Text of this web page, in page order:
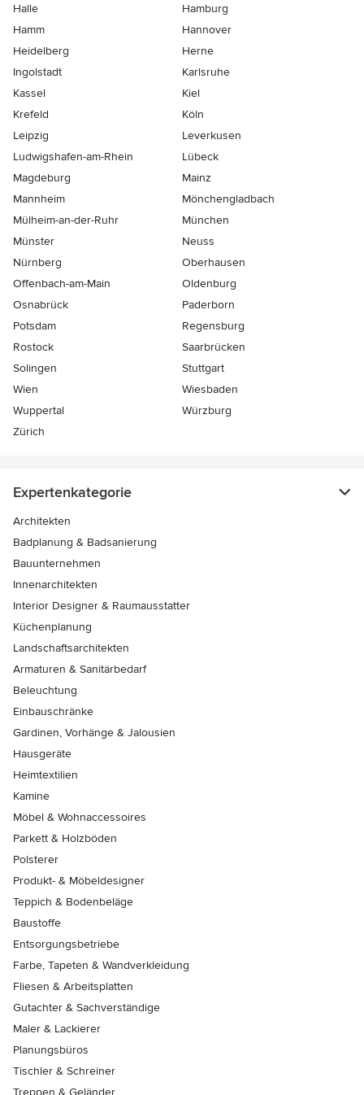
Halle
Hamburg
Hamm
Hannover
Heidelberg
Herne
Ingolstadt
Karlsruhe
Kassel
Kiel
Krefeld
Köln
Leipzig
Leverkusen
Ludwigshafen-am-Rhein
Lübeck
Magdeburg
Mainz
Mannheim
Mönchen­gladbach
Mülheim-an-der-Ruhr
München
Münster
Neuss
Nürnberg
Oberhausen
Offenbach-am-Main
Oldenburg
Osnabrück
Paderborn
Potsdam
Regensburg
Rostock
Saarbrücken
Solingen
Stuttgart
Wien
Wiesbaden
Wuppertal
Würzburg
Zürich
Expertenkategorie
Architekten
Badplanung & Badsanierung
Bauunternehmen
Innenarchitekten
Interior Designer & Raumausstatter
Küchenplanung
Landschaftsarchitekten
Armaturen & Sanitärbedarf
Beleuchtung
Einbauschränke
Gardinen, Vorhänge & Jalousien
Hausgeräte
Heimtextilien
Kamine
Möbel & Wohnaccessoires
Parkett & Holzböden
Polsterer
Produkt- & Möbeldesigner
Teppich & Bodenbeläge
Baustoffe
Entsorgungsbetriebe
Farbe, Tapeten & Wandverkleidung
Fliesen & Arbeitsplatten
Gutachter & Sachverständige
Maler & Lackierer
Planungsbüros
Tischler & Schreiner
Treppen & Geländer